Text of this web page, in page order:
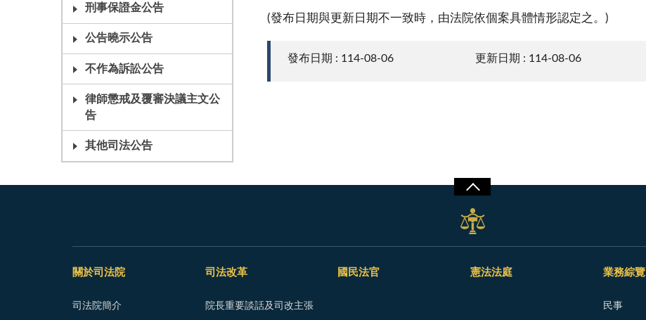
刑事保證金公告
公告曉示公告
不作為訴訟公告
律師懲戒及覆審決議主文公
告
其他司法公告
(發布日期與更新日期不一致時，由法院依個案具體情形認定之。)
發布日期 : 114-08-06 更新日期 : 114-08-06
關於司法院
司法院簡介
司法改革
院長重要談話及司改主張
國民法官 憲法法庭 業務綜覽
民事